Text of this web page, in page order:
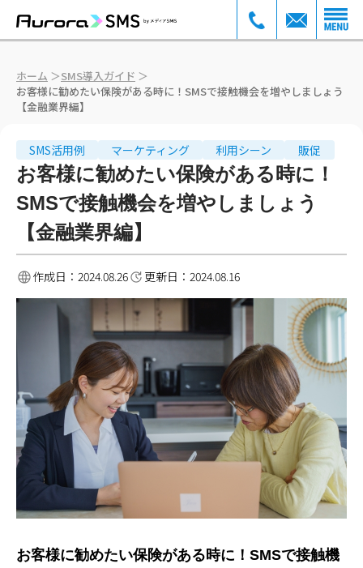
ホーム ＞SMS導入ガイド ＞
お客様に勧めたい保険がある時に！SMSで接触機会を増やしましょう
【金融業界編】
SMS活用例 マーケティング 利用シーン 販促
お客様に勧めたい保険がある時に！
SMSで接触機会を増やしましょう
【金融業界編】
作成日： 2024.08.26 更新日： 2024.08.16
お客様に勧めたい保険がある時に！SMSで接触機